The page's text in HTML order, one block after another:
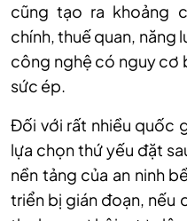
cũng tạo ra khoảng
chính, thuế quan, năng
công nghệ có nguy cơ
sức ép.
Đối với rất nhiều quốc
lựa chọn thứ yếu đặt
nền tảng của an ninh
triển bị gián đoạn, nếu